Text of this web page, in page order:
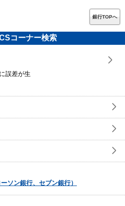
銀行TOPへ
コーナー検索
誤差が生
ソン銀行、セブン銀行）